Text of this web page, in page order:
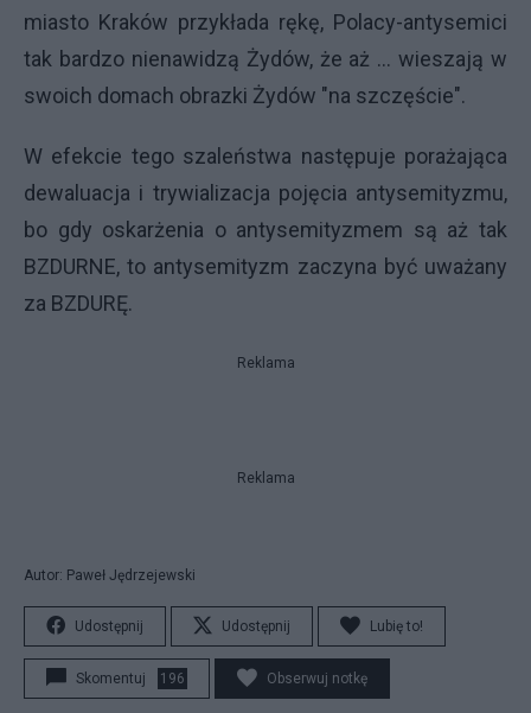
miasto Kraków przykłada rękę, Polacy-antysemici
tak bardzo nienawidzą Żydów, że aż ... wieszają w
swoich domach obrazki Żydów "na szczęście".
W efekcie tego szaleństwa następuje porażająca
dewaluacja i trywializacja pojęcia antysemityzmu,
bo gdy oskarżenia o antysemityzmem są aż tak
BZDURNE, to antysemityzm zaczyna być uważany
za BZDURĘ.
Reklama
Reklama
Autor: Paweł Jędrzejewski
Udostępnij Udostępnij Lubię to!
Skomentuj 196 Obserwuj notkę